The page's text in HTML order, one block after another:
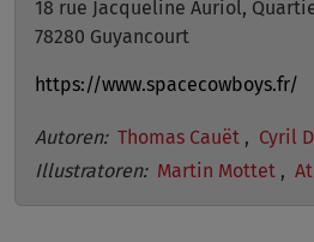
18 rue Jacqueline Auriol,
78280 Guyancourt
https://www.spacecowboys.fr/
Autoren: Thomas Cauët , Cyril
Illustratoren: Martin Mottet ,